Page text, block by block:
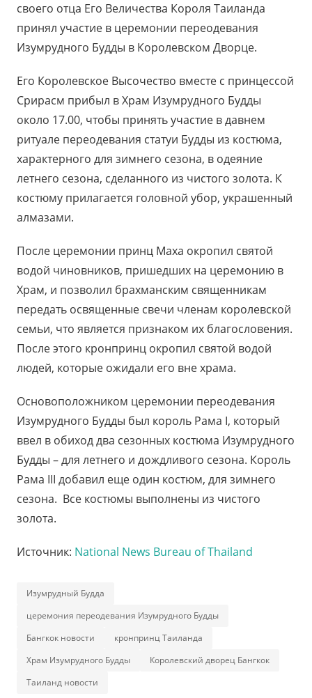
своего отца Его Величества Короля Таиланда
принял участие в церемонии переодевания
Изумрудного Будды в Королевском Дворце.
Его Королевское Высочество вместе с принцессой
Срирасм прибыл в Храм Изумрудного Будды
около 17.00, чтобы принять участие в давнем
ритуале переодевания статуи Будды из костюма,
характерного для зимнего сезона, в одеяние
летнего сезона, сделанного из чистого золота. К
костюму прилагается головной убор, украшенный
алмазами.
После церемонии принц Маха окропил святой
водой чиновников, пришедших на церемонию в
Храм, и позволил брахманским священникам
передать освященные свечи членам королевской
семьи, что является признаком их благословения.
После этого кронпринц окропил святой водой
людей, которые ожидали его вне храма.
Основоположником церемонии переодевания
Изумрудного Будды был король Рама I, который
ввел в обиход два сезонных костюма Изумрудного
Будды – для летнего и дождливого сезона. Король
Рама III добавил еще один костюм, для зимнего
сезона. Все костюмы выполнены из чистого
золота.
Источник: National News Bureau of Thailand
Изумрудный Будда
церемония переодевания Изумрудного Будды
Бангкок новости
кронпринц Таиланда
Храм Изумрудного Будды
Королевский дворец Бангкок
Таиланд новости